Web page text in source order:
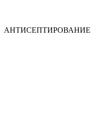
АНТИСЕПТИРОВАНИЕ